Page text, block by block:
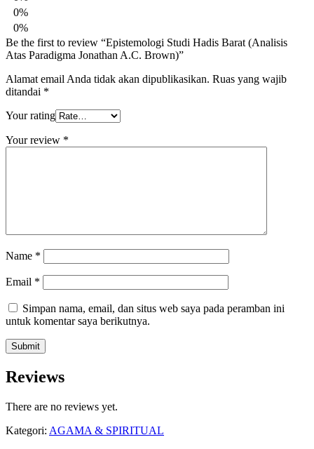
0%
0%
Be the first to review “Epistemologi Studi Hadis Barat (Analisis
Atas Paradigma Jonathan A.C. Brown)”
Alamat email Anda tidak akan dipublikasikan. Ruas yang wajib
ditandai *
Your rating
Your review *
Name *
Email *
Simpan nama, email, dan situs web saya pada peramban ini
untuk komentar saya berikutnya.
Reviews
There are no reviews yet.
Kategori: AGAMA & SPIRITUAL